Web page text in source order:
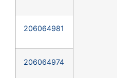
206064981
206064974